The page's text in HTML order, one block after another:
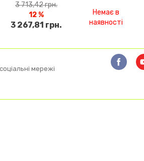
3 713,42 грн.
12 %
3 267,81 грн.
Немає в
наявності
мережі